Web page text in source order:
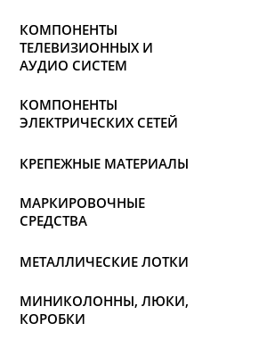
КОМПОНЕНТЫ
ТЕЛЕВИЗИОННЫХ И
АУДИО СИСТЕМ
КОМПОНЕНТЫ
ЭЛЕКТРИЧЕСКИХ СЕТЕЙ
КРЕПЕЖНЫЕ МАТЕРИАЛЫ
МАРКИРОВОЧНЫЕ
СРЕДСТВА
МЕТАЛЛИЧЕСКИЕ ЛОТКИ
МИНИКОЛОННЫ, ЛЮКИ,
КОРОБКИ